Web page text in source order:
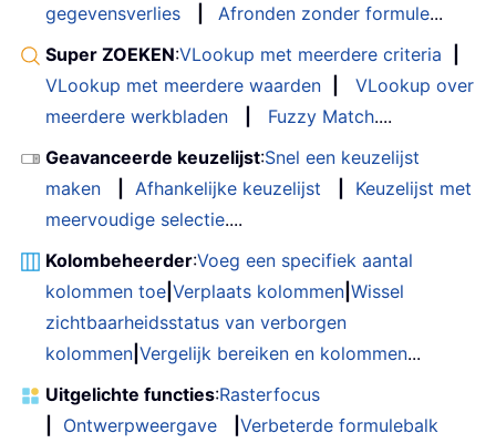
gegevensverlies
Afronden zonder formule...
Super ZOEKEN:VLookup met meerdere criteria
VLookup met meerdere waarden
VLookup over
meerdere werkbladen
Fuzzy Match....
Geavanceerde keuzelijst:Snel een keuzelijst
maken
Afhankelijke keuzelijst
Keuzelijst met
meervoudige selectie....
Kolombeheerder:Voeg een specifiek aantal
kolommen toe Verplaats kolommen Wissel
zichtbaarheidsstatus van verborgen
kolommen Vergelijk bereiken en kolommen...
Uitgelichte functies:Rasterfocus
Ontwerpweergave
Verbeterde formulebalk